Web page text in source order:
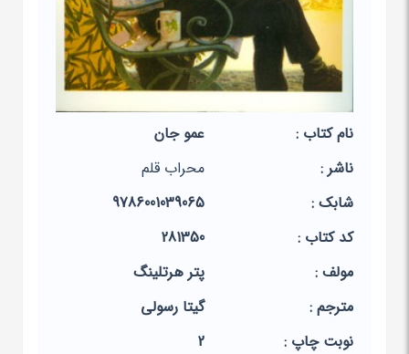
نام کتاب :
عمو جان
ناشر :
محراب قلم
شابک :
9786001039065
کد کتاب :
281350
مولف :
پتر هرتلینگ
مترجم :
گیتا رسولی
نوبت چاپ :
2